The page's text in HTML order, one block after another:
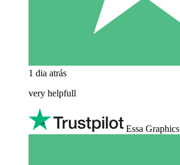
1 dia atrás
very helpfull
Essa Graphics